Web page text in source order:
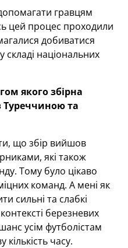
гравцям
цей процес проходили
добиватися
складі національних
якого збірна
Туреччиноюта
що збір вийшов
які також
Тому було цікаво
команд. А мені як
сильні та слабкі
березневих
усім футболістам
часу.